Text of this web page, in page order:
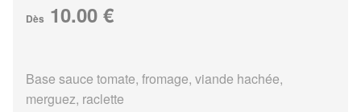
Dès 10.00 €
Base sauce tomate, fromage, viande hachée,
merguez, raclette